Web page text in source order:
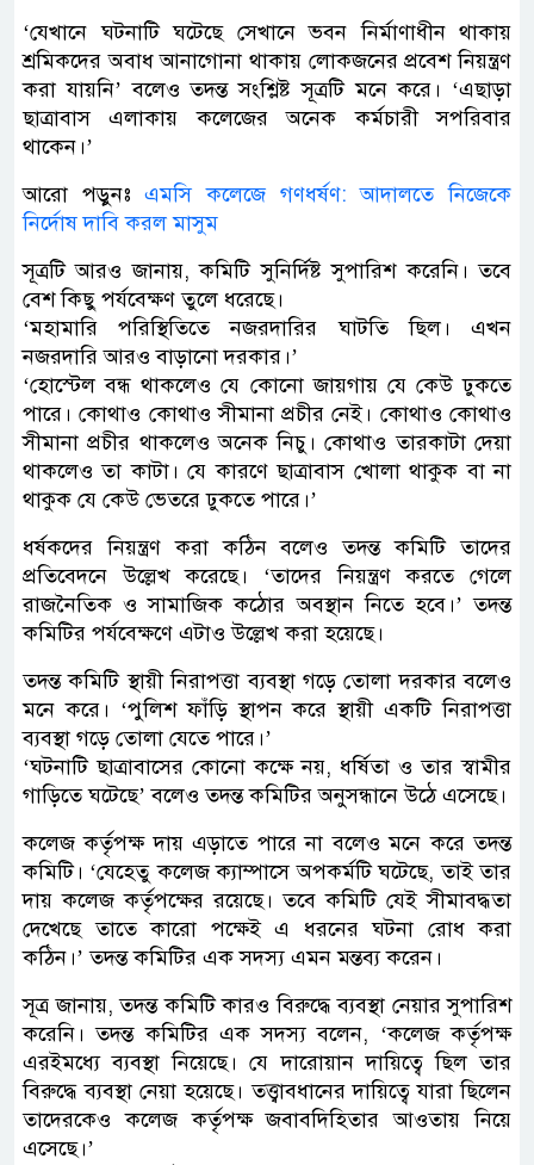
‘যেখানে ঘটনাটি ঘটেছে সেখানে ভবন নির্মাণাধীন থাকায়
শ্রমিকদের অবাধ আনাগোনা থাকায় লোকজনের প্রবেশ নিয়ন্ত্রণ
করা যায়নি’ বলেও তদন্ত সংশ্লিষ্ট সূত্রটি মনে করে। ‘এছাড়া
ছাত্রাবাস এলাকায় কলেজের অনেক কর্মচারী সপরিবার
থাকেন।’
আরো পড়ুনঃএমসি কলেজে গণধর্ষণ: আদালতে নিজেকে
নির্দোষ দাবি করল মাসুম
সূত্রটি আরও জানায়, কমিটি সুনির্দিষ্ট সুপারিশ করেনি। তবে
বেশ কিছু পর্যবেক্ষণ তুলে ধরেছে।
‘মহামারি পরিস্থিতিতে নজরদারির ঘাটতি ছিল। এখন
নজরদারি আরও বাড়ানো দরকার।’
‘হোস্টেল বন্ধ থাকলেও যে কোনো জায়গায় যে কেউ ঢুকতে
পারে। কোথাও কোথাও সীমানা প্রচীর নেই। কোথাও কোথাও
সীমানা প্রচীর থাকলেও অনেক নিচু। কোথাও তারকাটা দেয়া
থাকলেও তা কাটা। যে কারণে ছাত্রাবাস খোলা থাকুক বা না
থাকুক যে কেউ ভেতরে ঢুকতে পারে।’
ধর্ষকদের নিয়ন্ত্রণ করা কঠিন বলেও তদন্ত কমিটি তাদের
প্রতিবেদনে উল্লেখ করেছে। ‘তাদের নিয়ন্ত্রণ করতে গেলে
রাজনৈতিক ও সামাজিক কঠোর অবস্থান নিতে হবে।’ তদন্ত
কমিটির পর্যবেক্ষণে এটাও উল্লেখ করা হয়েছে।
তদন্ত কমিটি স্থায়ী নিরাপত্তা ব্যবস্থা গড়ে তোলা দরকার বলেও
মনে করে। ‘পুলিশ ফাঁড়ি স্থাপন করে স্থায়ী একটি নিরাপত্তা
ব্যবস্থা গড়ে তোলা যেতে পারে।’
‘ঘটনাটি ছাত্রাবাসের কোনো কক্ষে নয়, ধর্ষিতা ও তার স্বামীর
গাড়িতে ঘটেছে’ বলেও তদন্ত কমিটির অনুসন্ধানে উঠে এসেছে।
কলেজ কর্তৃপক্ষ দায় এড়াতে পারে না বলেও মনে করে তদন্ত
কমিটি। ‘যেহেতু কলেজ ক্যাম্পাসে অপকর্মটি ঘটেছে, তাই তার
দায় কলেজ কর্তৃপক্ষের রয়েছে। তবে কমিটি যেই সীমাবদ্ধতা
দেখেছে তাতে কারো পক্ষেই এ ধরনের ঘটনা রোধ করা
কঠিন।’ তদন্ত কমিটির এক সদস্য এমন মন্তব্য করেন।
সূত্র জানায়, তদন্ত কমিটি কারও বিরুদ্ধে ব্যবস্থা নেয়ার সুপারিশ
করেনি। তদন্ত কমিটির এক সদস্য বলেন, ‘কলেজ কর্তৃপক্ষ
এরইমধ্যে ব্যবস্থা নিয়েছে। যে দারোয়ান দায়িত্বে ছিল তার
বিরুদ্ধে ব্যবস্থা নেয়া হয়েছে। তত্ত্বাবধানের দায়িত্বে যারা ছিলেন
তাদেরকেও কলেজ কর্তৃপক্ষ জবাবদিহিতার আওতায় নিয়ে
এসেছে।’